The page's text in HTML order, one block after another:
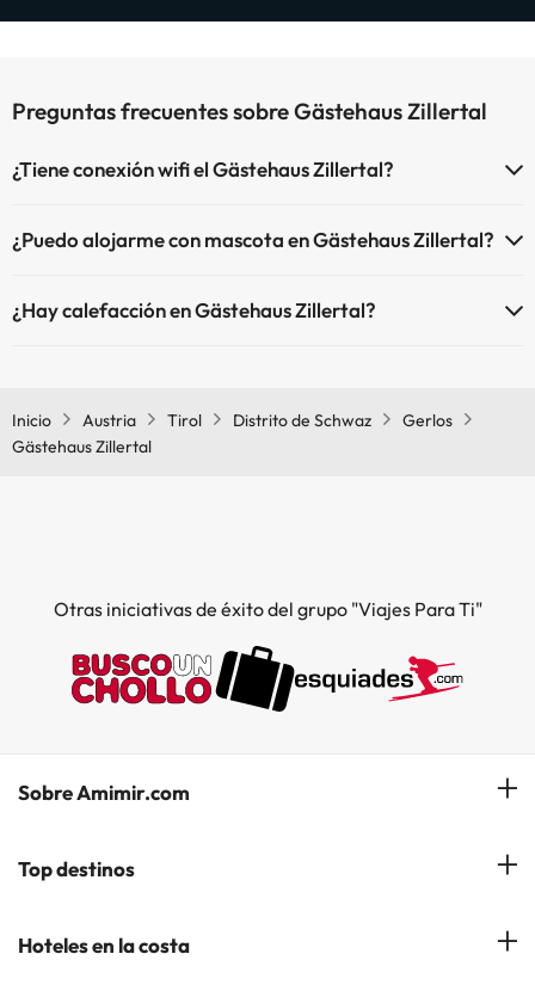
Preguntas frecuentes sobre Gästehaus Zillertal
¿Tiene conexión wifi el Gästehaus Zillertal?
¿Puedo alojarme con mascota en Gästehaus Zillertal?
pago directo en hotel). Consulta las condiciones.
¿Hay calefacción en Gästehaus Zillertal?
Inicio Austria Tirol Distrito de Schwaz
Gerlos
Gästehaus Zillertal
Otras iniciativas de éxito del grupo "Viajes Para Ti"
Sobre Amimir.com
¿Quiénes somos?
Gestionar mi reserva
Top destinos
Hoteles en Salou
Hoteles en la costa